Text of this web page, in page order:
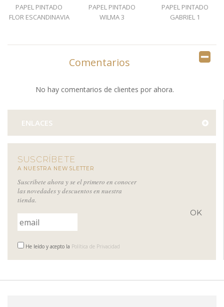
PAPEL PINTADO
FLOR ESCANDINAVIA
PAPEL PINTADO
WILMA 3
PAPEL PINTADO
GABRIEL 1
Comentarios
No hay comentarios de clientes por ahora.
ENLACES
SUSCRÍBETE
A NUESTRA NEWSLETTER
Suscríbete ahora y se el primero en conocer
las novedades y descuentos en nuestra
tienda.
He leído y acepto la Política de Privacidad